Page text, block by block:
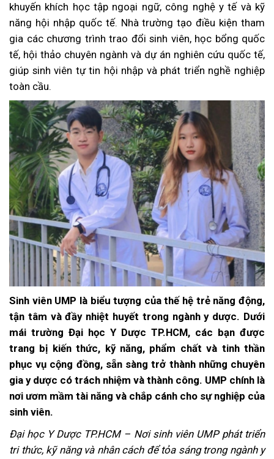
khuyến khích học tập ngoại ngữ, công nghệ y tế và kỹ
năng hội nhập quốc tế. Nhà trường tạo điều kiện tham
gia các chương trình trao đổi sinh viên, học bổng quốc
tế, hội thảo chuyên ngành và dự án nghiên cứu quốc tế,
giúp sinh viên tự tin hội nhập và phát triển nghề nghiệp
toàn cầu.
Sinh viên UMP là biểu tượng của thế hệ trẻ năng động,
tận tâm và đầy nhiệt huyết trong ngành y dược. Dưới
mái trường Đại học Y Dược TP.HCM, các bạn được
trang bị kiến thức, kỹ năng, phẩm chất và tinh thần
phục vụ cộng đồng, sẵn sàng trở thành những chuyên
gia y dược có trách nhiệm và thành công. UMP chính là
nơi ươm mầm tài năng và chắp cánh cho sự nghiệp của
sinh viên.
Đại học Y Dược TP.HCM – Nơi sinh viên UMP phát triển
tri thức, kỹ năng và nhân cách để tỏa sáng trong ngành y